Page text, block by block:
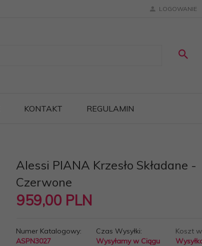
LOGOWANIE
KONTAKT REGULAMIN
Alessi PIANA Krzesło Składane -
Czerwone
959,00 PLN
Numer Katalogowy:
ASPN3027
Czas Wysyłki:
Wysyłamy w Ciągu
Koszt